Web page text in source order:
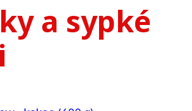
a sypké